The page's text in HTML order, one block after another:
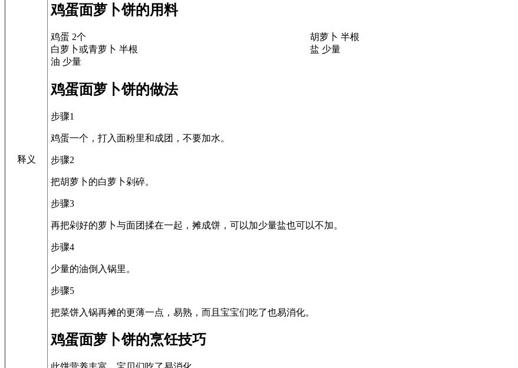
释义
鸡蛋面萝卜饼的用料
鸡蛋 2个
胡萝卜 半根
白萝卜或青萝卜 半根
盐 少量
油 少量
鸡蛋面萝卜饼的做法
步骤1
鸡蛋一个，打入面粉里和成团，不要加水。
步骤2
把胡萝卜的白萝卜剁碎。
步骤3
再把剁好的萝卜与面团揉在一起，摊成饼，可以加少量盐也可以不加。
步骤4
少量的油倒入锅里。
步骤5
把菜饼入锅再摊的更薄一点，易熟，而且宝宝们吃了也易消化。
鸡蛋面萝卜饼的烹饪技巧